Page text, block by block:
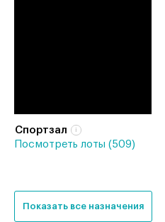
Спортзал
Посмотреть лоты (509)
Показать все назначения